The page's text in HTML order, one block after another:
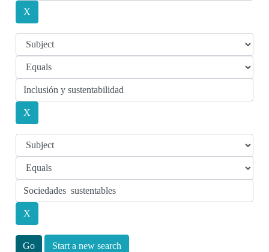
Start a new search